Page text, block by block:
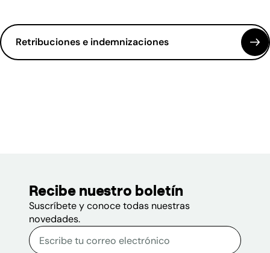
Retribuciones e indemnizaciones
(se abre en una nueva ventana)
Recibe nuestro boletín
Suscríbete y conoce todas nuestras
novedades.
Sitio web
Escribe tu correo